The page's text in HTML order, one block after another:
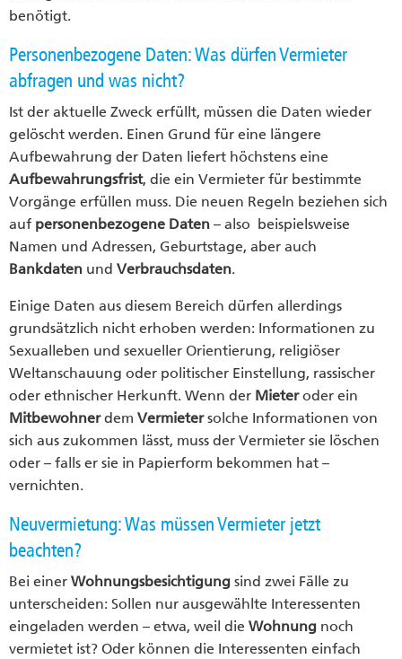
benötigt.
Personenbezogene Daten: Was dürfen Vermieter
abfragen und was nicht?
Ist der aktuelle Zweck erfüllt, müssen die Daten wieder
gelöscht werden. Einen Grund für eine längere
Aufbewahrung der Daten liefert höchstens eine
Aufbewahrungsfrist, die ein Vermieter für bestimmte
Vorgänge erfüllen muss. Die neuen Regeln beziehen sich
auf personenbezogene Daten – also beispielsweise
Namen und Adressen, Geburtstage, aber auch
Bankdaten und Verbrauchsdaten.
Einige Daten aus diesem Bereich dürfen allerdings
grundsätzlich nicht erhoben werden: Informationen zu
Sexualleben und sexueller Orientierung, religiöser
Weltanschauung oder politischer Einstellung, rassischer
oder ethnischer Herkunft. Wenn der Mieteroder ein
Mitbewohnerdem Vermietersolche Informationen von
sich aus zukommen lässt, muss der Vermieter sie löschen
oder – falls er sie in Papierform bekommen hat –
vernichten.
Neuvermietung: Was müssen Vermieter jetzt
beachten?
Bei einer Wohnungsbesichtigung sind zwei Fälle zu
unterscheiden: Sollen nur ausgewählte Interessenten
eingeladen werden – etwa, weil die Wohnung noch
vermietet ist? Oder können die Interessenten einfach